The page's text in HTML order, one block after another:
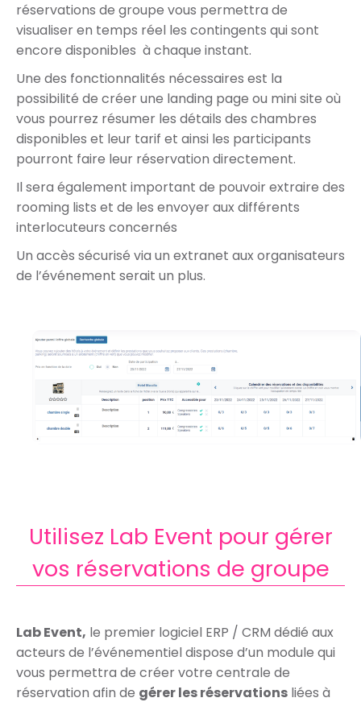
réservations de groupe vous permettra de
visualiser en temps réel les contingents qui sont
encore disponibles à chaque instant.
Une des fonctionnalités nécessaires est la
possibilité de créer une landing page ou mini site où
vous pourrez résumer les détails des chambres
disponibles et leur tarif et ainsi les participants
pourront faire leur réservation directement.
Il sera également important de pouvoir extraire des
rooming lists et de les envoyer aux différents
interlocuteurs concernés
Un accès sécurisé via un extranet aux organisateurs
de l’événement serait un plus.
Utilisez Lab Event pour gérer
vos réservations de groupe
Lab Event, le premier logiciel ERP / CRM dédié aux
acteurs de l’événementiel dispose d’un module qui
vous permettra de créer votre centrale de
réservation afin de gérer les réservations liées à